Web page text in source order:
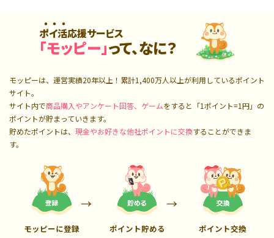
ポイ活応援サービス
「モッピー」って、なに？
モッピーは、運営実績20年以上！累計1,400万人以上が利用しているポイント
サイト。
サイト内で商品購入やアンケート回答、ゲームをすると「1ポイント=1円」の
ポイントが貯まっていきます。
貯めたポイントは、 現金やお好きな他社ポイントに交換することができま
す。
モッピーに登録 ポイント貯める ポイント交換